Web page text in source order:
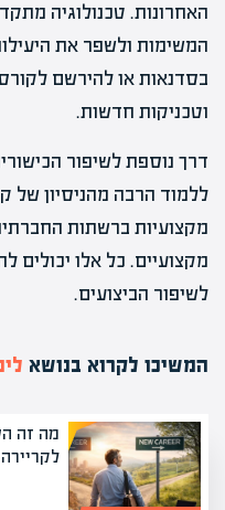
האחרונות. טכנולוגיה
המשימות ולשפר את
בסדנאות או להירשם
וטכניקות חדשות.
דרך נוספת לשיפור
ללמוד הרבה מהניסיון של
מקצועיות ברשתות
מקצועיים. כל אלו יכולים
לשיפור הביצועים.
המשיכו לקרוא בנושא
מה זה